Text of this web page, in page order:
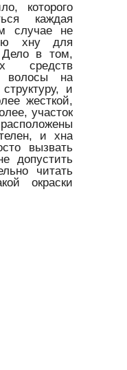
которого
каждая
случае не
хну для
Дело в том,
средств
волосы на
и
жесткой,
участок
и хна
вызвать
допустить
читать
окраски